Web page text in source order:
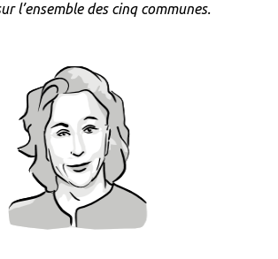
l’ensemble des cinq communes.